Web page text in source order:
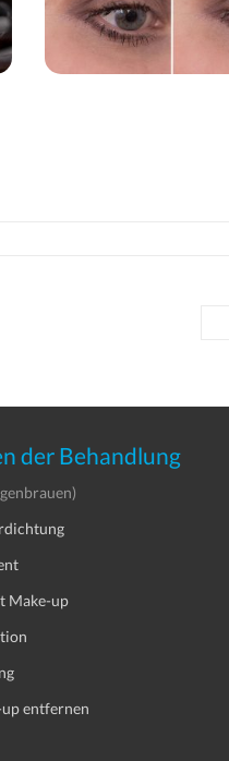
der Behandlung
Make-up
entfernen